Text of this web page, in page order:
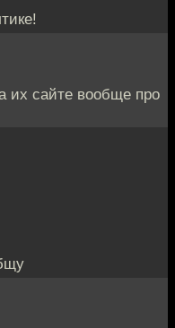
их сайте вообще про